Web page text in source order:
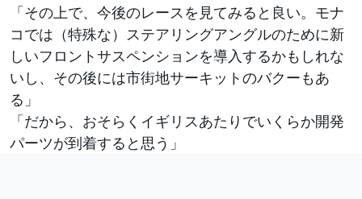
「その上で、今後のレースを見てみると良い。モナ
コでは（特殊な）ステアリングアングルのために新
しいフロントサスペンションを導入するかもしれな
いし、その後には市街地サーキットのバクーもあ
る」
「だから、おそらくイギリスあたりでいくらか開発
パーツが到着すると思う」